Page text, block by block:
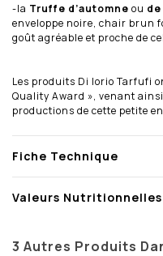
-la Truffe d’automne ou
enveloppe noire, chair brun
goût agréable et proche de
Les produits Di Iorio Tarfufi
Quality Award », venant
productions de cette petite
Fiche Technique
Valeurs Nutritionnelles
3 Autres Produits